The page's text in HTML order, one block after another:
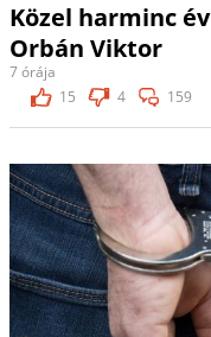
Közel harminc
Orbán Viktor
7 órája
15
4 159